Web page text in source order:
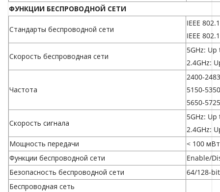
ФУНКЦИИ БЕСПРОВОДНОЙ СЕТИ
Стандарты беспроводной сети
IEEE
IEEE
Скорость беспроводная сети
5GHz:
2.4GHz:
Частота
2400-
5150-
5650-
Скорость сигнала
5GHz:
2.4GHz:
Мощность передачи
< 100
Функции беспроводной сети
Enable/
Безопасность беспроводной сети
64/128-bit
Беспроводная сеть